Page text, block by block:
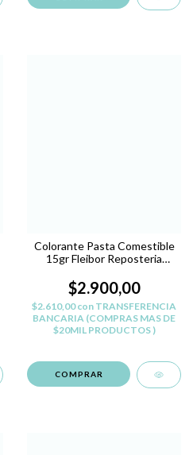
Colorante Pasta Comestible
15gr Fleibor Reposteria
$2.900,00
$2.610,00con TRANSFERENCIA
BANCARIA (COMPRAS MAS DE
$20MIL PRODUCTOS )